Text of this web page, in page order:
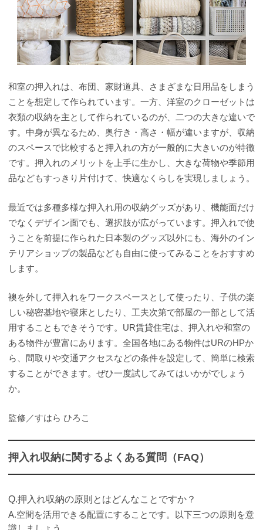
和室の押入れは、布団、家財道具、さまざまな日用品をしまう
ことを想定して作られています。一方、洋室のクローゼットは
衣類の収納を主として作られているのが、二つの大きな違いで
す。中身が異なるため、奥行き・高さ・幅が違いますが、収納
のスペースで比較すると押入れの方が一般的に大きいのが特徴
です。押入れのメリットを上手に生かし、大きな荷物や季節用
品などもすっきり片付けて、快適なくらしを実現しましょう。
最近では多種多様な押入れ用の収納グッズがあり、機能面だけ
でなくデザイン面でも、選択肢が広がっています。押入れで使
うことを前提に作られた日本製のグッズ以外にも、海外のイン
テリアショップの製品なども自由に使ってみることをおすすめ
します。
襖を外して押入れをワークスペースとして使ったり、子供の楽
しい秘密基地や寝床としたり、工夫次第で部屋の一部として活
用することもできそうです。UR賃貸住宅は、押入れや和室の
ある物件が豊富にあります。全国各地にある物件はURのHPか
ら、間取りや交通アクセスなどの条件を設定して、簡単に検索
することができます。ぜひ一度試してみてはいかがでしょう
か。
監修／すはら ひろこ
押入れ収納に関するよくある質問（FAQ）
Q.押入れ収納の原則とはどんなことですか？
A.空間を活用できる配置にすることです。以下三つの原則を意